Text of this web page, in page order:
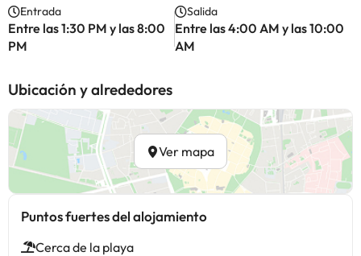
Entrada
Entre las 1:30 PM y las 8:00
PM
Salida
Entre las 4:00 AM y las 10:00
AM
Ubicación y alrededores
Ver mapa
Puntos fuertes del alojamiento
Cerca de la playa